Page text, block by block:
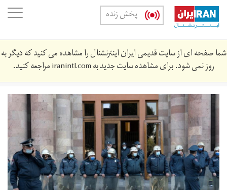
Skip
main
content
پخش زنده
شما صفحه ای از سایت قدیمی ایران اینترنشنال را مشاهده می کنید که دیگر به
روز نمی شود. برای مشاهده سایت جدید بهiranintl.comمراجعه کنید.
2020-
11-
azerbaijan.jpg